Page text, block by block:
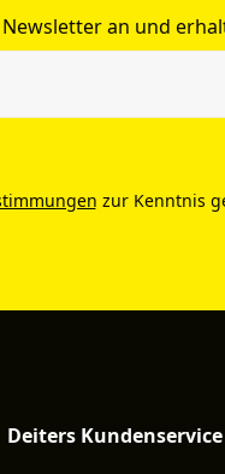
an und
zur Kenntnis
Deiters Kundenservice